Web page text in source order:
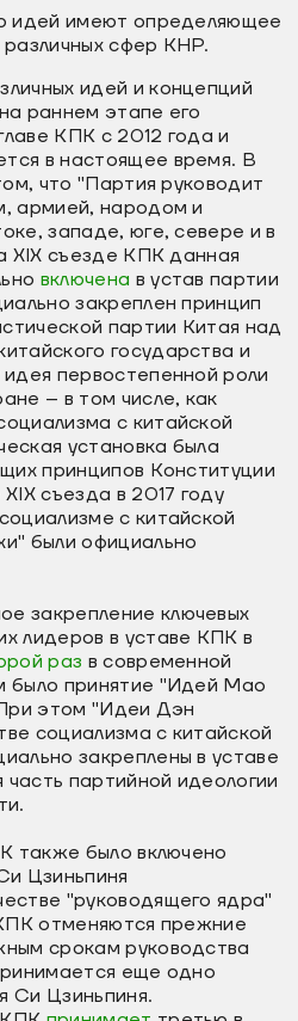
идей имеют определяющее
различных сфер КНР.
идей и концепций
раннем этапе его
КПК с 2012 года и
в настоящее время. В
что "Партия руководит
армией, народом и
западе, юге, севере и в
XIX съезде КПК данная
включена в устав партии
закреплен принцип
партии Китая над
государства и
первостепенной роли
– в том числе, как
с китайской
установка была
принципов Конституции
съезда в 2017 году
с китайской
были официально
закрепление ключевых
лидеров в уставе КПК в
раз в современной
было принятие "Идей Мао
этом "Идеи Дэн
социализма с китайской
закреплены в уставе
партийной идеологии
также было включено
Цзиньпиня
"руководящего ядра"
отменяются прежние
срокам руководства
еще одно
Си Цзиньпиня.